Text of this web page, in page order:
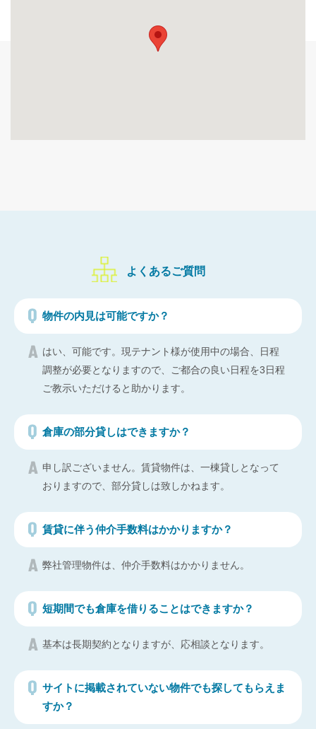
よくあるご質問
物件の内見は可能ですか？
はい、可能です。現テナント様が使用中の場合、日程
調整が必要となりますので、ご都合の良い日程を3日程
ご教示いただけると助かります。
倉庫の部分貸しはできますか？
申し訳ございません。賃貸物件は、一棟貸しとなって
おりますので、部分貸しは致しかねます。
賃貸に伴う仲介手数料はかかりますか？
弊社管理物件は、仲介手数料はかかりません。
短期間でも倉庫を借りることはできますか？
基本は長期契約となりますが、応相談となります。
サイトに掲載されていない物件でも探してもらえま
すか？